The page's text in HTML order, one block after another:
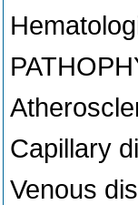
Capillary
Venous